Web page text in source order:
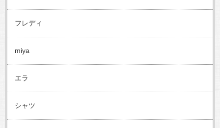
フレディ
miya
エラ
シャツ